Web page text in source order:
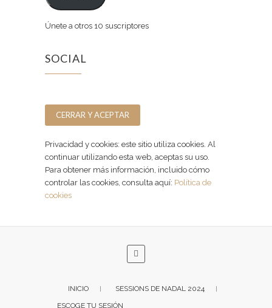
Únete a otros 10 suscriptores
SOCIAL
Privacidad y cookies: este sitio utiliza cookies. Al
continuar utilizando esta web, aceptas su uso.
Para obtener más información, incluido cómo
controlar las cookies, consulta aquí: Política de
cookies
INICIO
SESSIONS DE NADAL 2024
ESCOGE TU SESIÓN